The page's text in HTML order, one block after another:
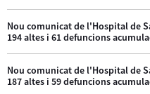
Nou comunicat de l'Hospital de
194 altes i 61 defuncions
Nou comunicat de l'Hospital de
187 altes i 59 defuncions